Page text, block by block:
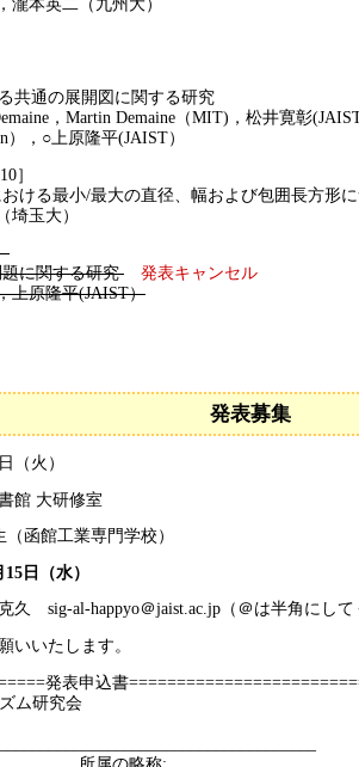
英二（九州大）
通の展開図に関する研究
，Martin Demaine（MIT)，松井寛彰(JAIST
○上原隆平(JAIST）
］
最小/最大の直径、幅および包囲長方形に
玉大）
に関する研究
発表キャンセル
上原隆平(JAIST）
発表募集
火）
大研修室
（函館工業専門学校）
日（水）
sig-al-happyo＠jaist.ac.jp（＠は半角にして
いいたします。
発表申込書
ム研究会